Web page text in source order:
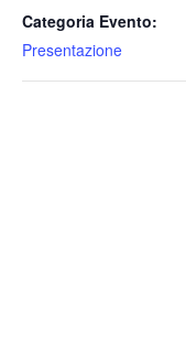
Categoria Evento:
Presentazione